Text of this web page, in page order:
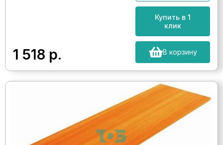
1 518 р.
Купить в 1
клик
В корзину